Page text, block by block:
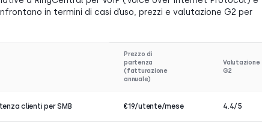
in termini di casi d’uso, prezzi e valutazione G2 per
Prezzo di
partenza
(fatturazione
annuale)
Valutazione
G2
clienti per SMB €19/utente/mese 4.4/5